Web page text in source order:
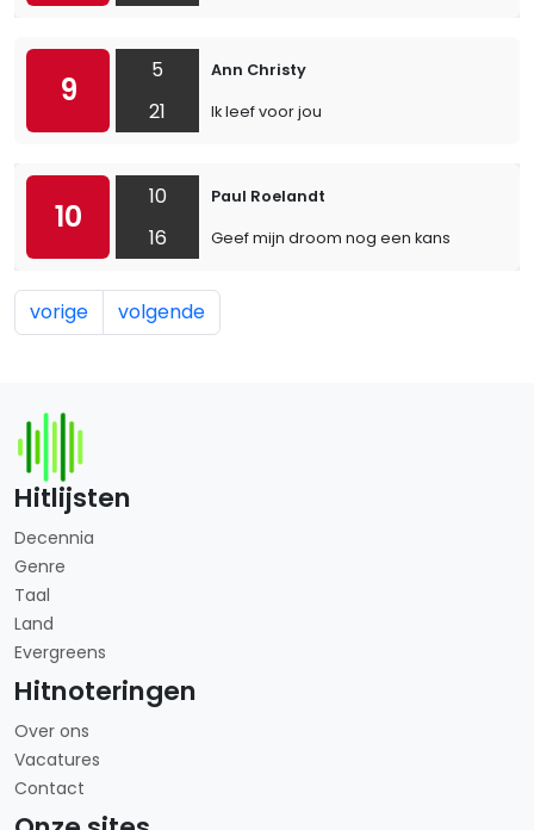
9
5
21
Ann Christy
Ik leef voor jou
10
10
16
Paul Roelandt
Geef mijn droom nog een kans
vorige volgende
Hitlijsten
Decennia
Genre
Taal
Land
Evergreens
Hitnoteringen
Over ons
Vacatures
Contact